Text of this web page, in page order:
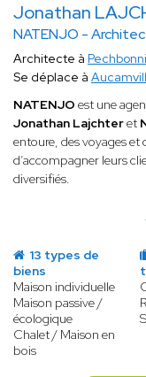
Jonathan
NATENJO -
Architecte à
Se déplace à
NATENJO est une
Jonathan Lajchteret
entoure, des voyages et
d’accompagner leurs
diversifiés.
13 types de
biens
Maison individuelle
Maison passive /
écologique
Chalet / Maison en
bois